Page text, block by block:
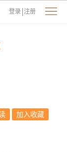
登录 注册
加入收藏